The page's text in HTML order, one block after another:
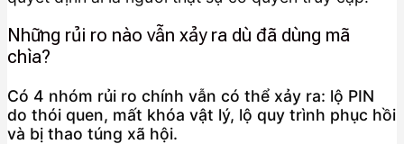
Những rủi ro nào vẫn xảy ra dù đã dùng mã
chìa?
Có 4 nhóm rủi ro chính vẫn có thể xảy ra: lộ PIN
do thói quen, mất khóa vật lý, lộ quy trình phục hồi
và bị thao túng xã hội.